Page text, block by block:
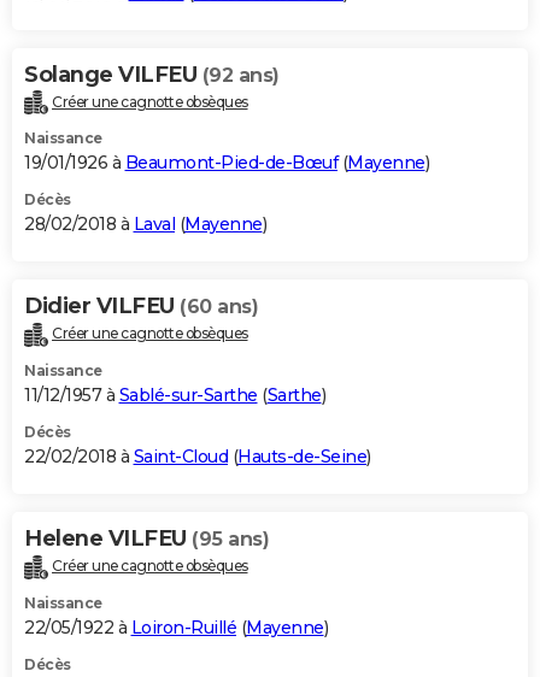
Solange VILFEU (92 ans)
Créer une cagnotte obsèques
Naissance
19/01/1926 à Beaumont-Pied-de-Bœuf(Mayenne)
Décès
28/02/2018 à Laval (Mayenne)
Didier VILFEU (60 ans)
Créer une cagnotte obsèques
Naissance
11/12/1957 à Sablé-sur-Sarthe (Sarthe)
Décès
22/02/2018 à Saint-Cloud (Hauts-de-Seine)
Helene VILFEU (95 ans)
Créer une cagnotte obsèques
Naissance
22/05/1922 à Loiron-Ruillé (Mayenne)
Décès